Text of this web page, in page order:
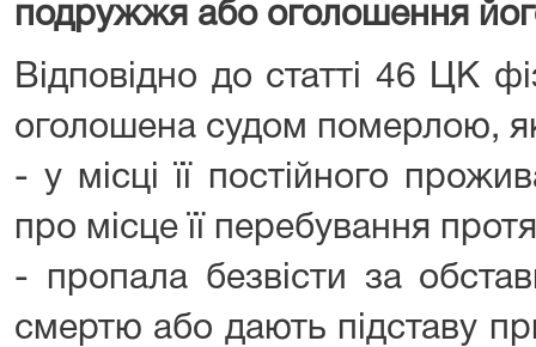
подружжя або оголошення
Відповідно до статті 46 ЦК
оголошена судом померлою,
- у місці її постійного
про місце її перебування
- пропала безвісти за
смертю або дають підставу